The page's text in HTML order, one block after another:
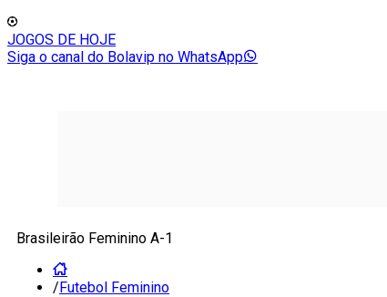
JOGOS DE HOJE
Siga o canal do Bolavip no WhatsApp
Brasileirão Feminino A-1
/Futebol Feminino